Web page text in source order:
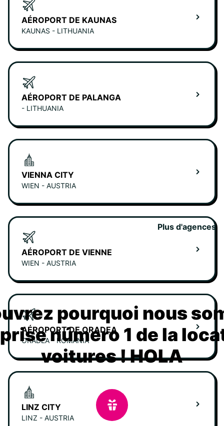
AÉROPORT DE KAUNAS
KAUNAS - LITHUANIA
AÉROPORT DE PALANGA
- LITHUANIA
VIENNA CITY
WIEN - AUSTRIA
AÉROPORT DE VIENNE
WIEN - AUSTRIA
AÉROPORT DE ORADEA
ORADEA - ROMANIA
LINZ CITY
LINZ - AUSTRIA
Plus d'agences
pourquoi nous
número 1 de la
voitures ! HOLA